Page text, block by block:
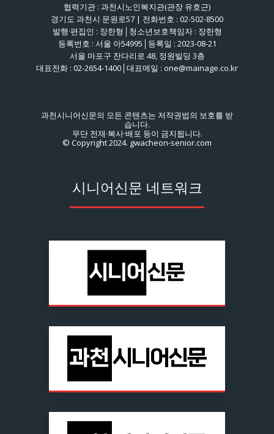
협력기관 : 과천시노인복지관(관장 유호근)
경기도 과천시 문원로57 | 전화번호 : 02-502-8500
발행·편집인 : 장한형│청소년보호책임자 : 장한형
등록번호 : 서울 아54995│등록일 : 2023-08-21
서울 마포구 잔다리로 48, 정원빌딩 3층
대표전화 : 02-2654-1400│대표메일 : one@mainage.co.kr
과천시니어신문의 모든 콘텐츠는 저작권법의 보호를 받
습니다.
무단 전재·복사·배포 등이 금지됩니다.
© Copyright 2024. gwacheon-senior.com
시니어신문 네트워크